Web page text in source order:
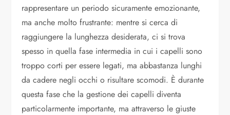
rappresentare un periodo sicuramente emozionante,
ma anche molto frustrante: mentre si cerca di
raggiungere la lunghezza desiderata, ci si trova
spesso in quella fase intermedia in cui i capelli sono
troppo corti per essere legati, ma abbastanza lunghi
da cadere negli occhi o risultare scomodi. È durante
questa fase che la gestione dei capelli diventa
particolarmente importante, ma attraverso le giuste